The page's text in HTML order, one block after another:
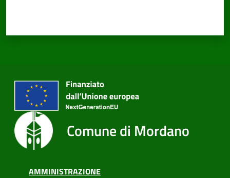
Seguici
Comune di Mordano
AMMINISTRAZIONE